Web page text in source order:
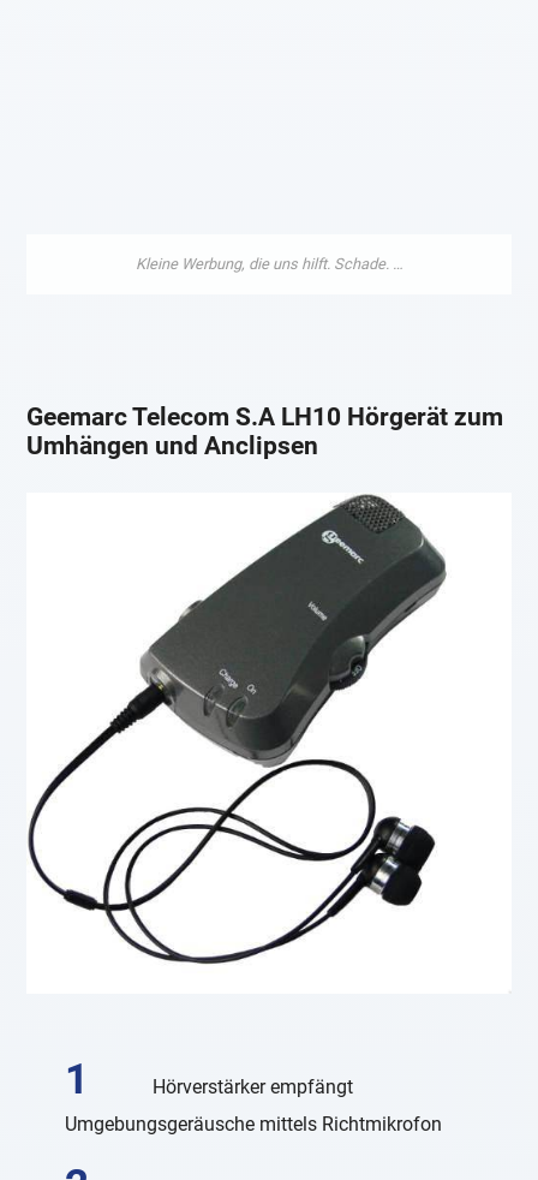
Geemarc Telecom S.A LH10 Hörgerät zum
Umhängen und Anclipsen
Hörverstärker empfängt
Umgebungsgeräusche mittels Richtmikrofon